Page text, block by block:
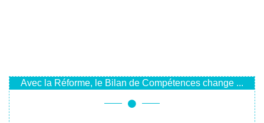
Avec la Réforme, le Bilan de Compétences change ...